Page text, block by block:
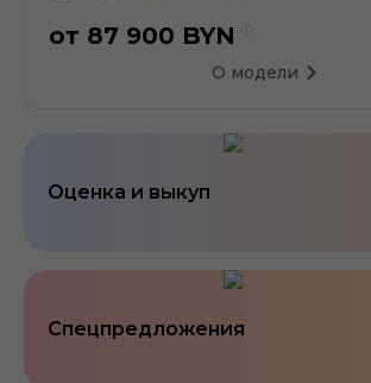
от 87 900 BYN
О модели
Оценка и выкуп
Спецпредложения